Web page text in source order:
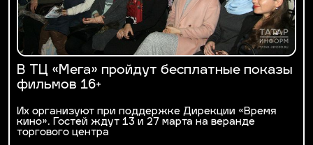
В ТЦ «Мега» пройдут бесплатные показы
фильмов 16+
Их организуют при поддержке Дирекции «Время
кино». Гостей ждут 13 и 27 марта на веранде
торгового центра